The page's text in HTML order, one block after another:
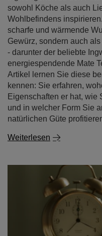
sowohl Köche als auch
Wohlbefindens
scharfe und wärmende
Gewürz, sondern auch
- darunter der beliebte
energiespendende Mate
Artikel lernen Sie diese
kennen: Sie erfahren,
Eigenschaften er hat, wie
und in welcher Form Sie
natürlichen Güte
Weiterlesen